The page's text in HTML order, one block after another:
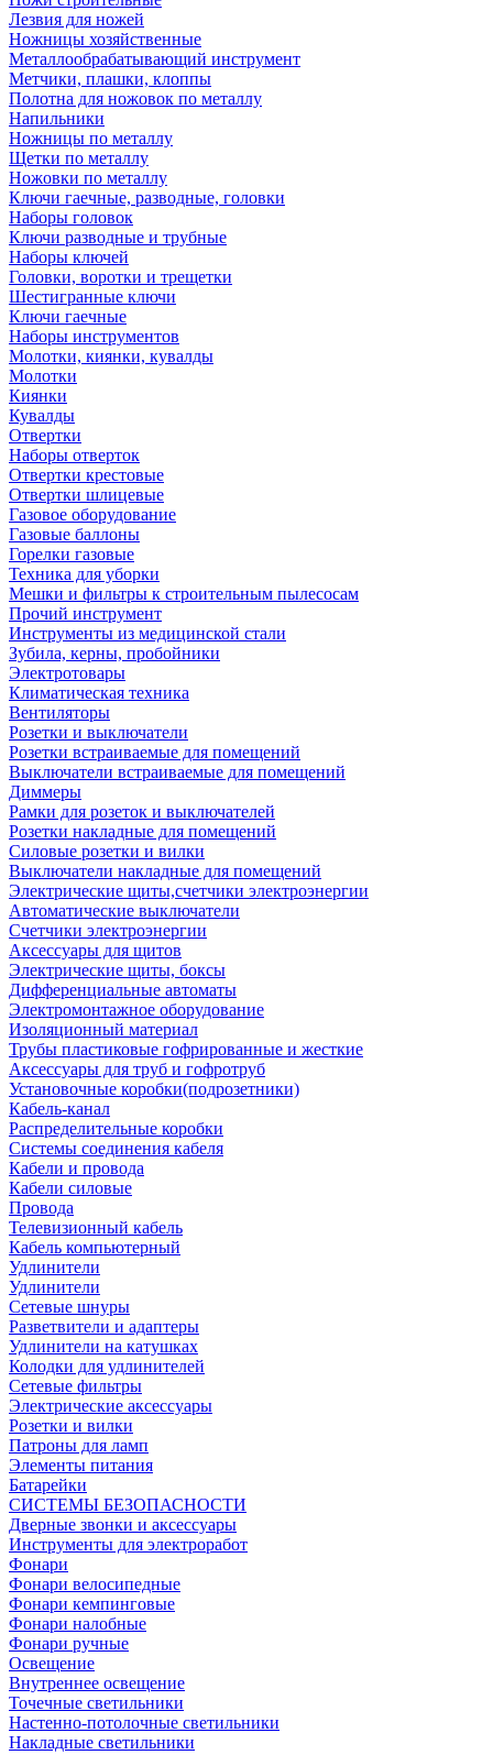
Лезвия для ножей
Ножницы хозяйственные
Металлообрабатывающий инструмент
Метчики, плашки, клоппы
Полотна для ножовок по металлу
Напильники
Ножницы по металлу
Щетки по металлу
Ножовки по металлу
Ключи гаечные, разводные, головки
Наборы головок
Ключи разводные и трубные
Наборы ключей
Головки, воротки и трещетки
Шестигранные ключи
Ключи гаечные
Наборы инструментов
Молотки, киянки, кувалды
Молотки
Киянки
Кувалды
Отвертки
Наборы отверток
Отвертки крестовые
Отвертки шлицевые
Газовое оборудование
Газовые баллоны
Горелки газовые
Техника для уборки
Мешки и фильтры к строительным пылесосам
Прочий инструмент
Инструменты из медицинской стали
Зубила, керны, пробойники
Электротовары
Климатическая техника
Вентиляторы
Розетки и выключатели
Розетки встраиваемые для помещений
Выключатели встраиваемые для помещений
Диммеры
Рамки для розеток и выключателей
Розетки накладные для помещений
Силовые розетки и вилки
Выключатели накладные для помещений
Электрические щиты,счетчики электроэнергии
Автоматические выключатели
Счетчики электроэнергии
Аксессуары для щитов
Электрические щиты, боксы
Дифференциальные автоматы
Электромонтажное оборудование
Изоляционный материал
Трубы пластиковые гофрированные и жесткие
Аксессуары для труб и гофротруб
Установочные коробки(подрозетники)
Кабель-канал
Распределительные коробки
Системы соединения кабеля
Кабели и провода
Кабели силовые
Провода
Телевизионный кабель
Кабель компьютерный
Удлинители
Удлинители
Сетевые шнуры
Разветвители и адаптеры
Удлинители на катушках
Колодки для удлинителей
Сетевые фильтры
Электрические аксессуары
Розетки и вилки
Патроны для ламп
Элементы питания
Батарейки
СИСТЕМЫ БЕЗОПАСНОСТИ
Дверные звонки и аксессуары
Инструменты для электроработ
Фонари
Фонари велосипедные
Фонари кемпинговые
Фонари налобные
Фонари ручные
Освещение
Внутреннее освещение
Точечные светильники
Настенно-потолочные светильники
Накладные светильники